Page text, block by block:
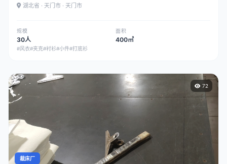
湖北省 · 天门市 · 天门市
规模
30人
面积
400㎡
#风衣#夹克#衬衫#小件#打底衫
72
裁床厂